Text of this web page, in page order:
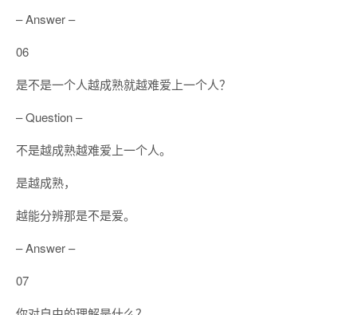
– Answer –
06
是不是一个人越成熟就越难爱上一个人？
– Question –
不是越成熟越难爱上一个人。
是越成熟，
越能分辨那是不是爱。
– Answer –
07